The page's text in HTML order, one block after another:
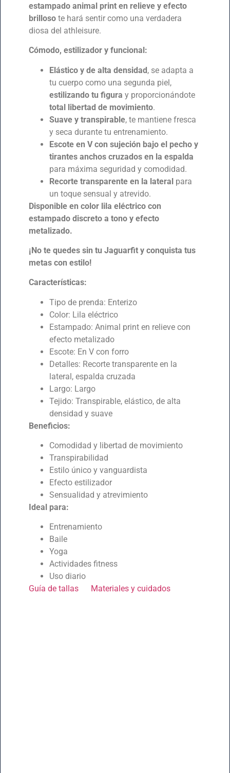
estampado animal print en relieve y efecto
brillosote hará sentir como una verdadera
diosa del athleisure.
Cómodo, estilizador y funcional:
Elástico y de alta densidad, se adapta a
tu cuerpo como una segunda piel,
estilizando tu figura y proporcionándote
total libertad de movimiento.
Suave y transpirable, te mantiene fresca
y seca durante tu entrenamiento.
Escote en V con sujeción bajo el pecho y
tirantes anchos cruzados en la espalda
para máxima seguridad y comodidad.
Recorte transparente en la lateralpara
un toque sensual y atrevido.
Disponible en color lila eléctrico con
estampado discreto a tono y efecto
metalizado.
¡No te quedes sin tu Jaguarfit y conquista tus
metas con estilo!
Características:
Tipo de prenda: Enterizo
Color: Lila eléctrico
Estampado: Animal print en relieve con
efecto metalizado
Escote: En V con forro
Detalles: Recorte transparente en la
lateral, espalda cruzada
Largo: Largo
Tejido: Transpirable, elástico, de alta
densidad y suave
Beneficios:
Comodidad y libertad de movimiento
Transpirabilidad
Estilo único y vanguardista
Efecto estilizador
Sensualidad y atrevimiento
Ideal para:
Entrenamiento
Baile
Yoga
Actividades fitness
Uso diario
Guía de tallas
Materiales y cuidados